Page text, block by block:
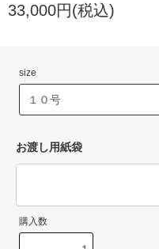
33,000円(税込)
size
お渡し用紙袋
購入数